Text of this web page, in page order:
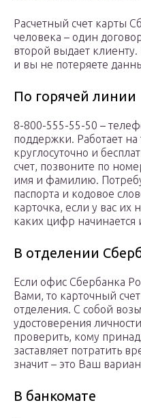
Расчетный счет карты
человека – один
второй выдает
и вы не потеряете
По горячей линии
8-800-555-55-50 –
поддержки. Работает
круглосуточно и
счет, позвоните по
имя и фамилию.
паспорта и кодовое
карточка, если у вас их
каких цифр начинается
В отделении
Если офис Сбербанка
Вами, то карточный
отделения. С собой
удостоверения
проверить, кому
заставляет потратить
значит – это Ваш
В банкомате